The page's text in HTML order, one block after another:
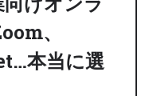
、
本当に選